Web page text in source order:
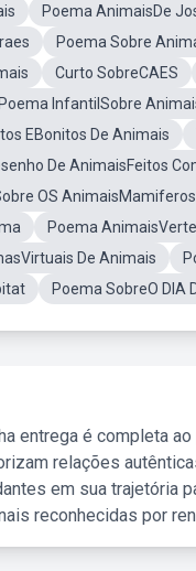
Poema AnimaisDe
Poema Sobre
Curto SobreCAES
Poema InfantilSobre
EBonitos De Animais
De AnimaisFeitos
OS
Poema
De Animais
Poema SobreO DIA
entrega é completa
relações
em sua trajetória
reconhecidas por